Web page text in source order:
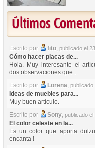
Últimos
Escrito por fito, publicado el
Cómo hacer placas de...
Hola. Muy interesante el
dos observaciones que...
Escrito por
Lorena, publicado
Ideas de muebles para...
Muy buen artículo.
Escrito por
Sony, publicado el
El color celeste en la...
Es un color que aporta
encanta !